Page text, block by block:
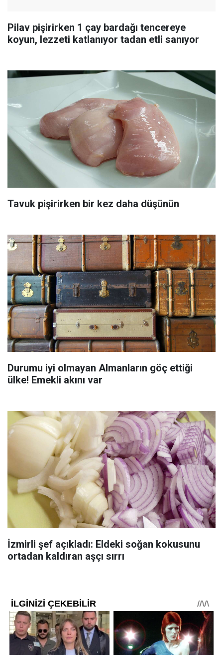
Pilav pişirirken 1 çay bardağı tencereye
koyun, lezzeti katlanıyor tadan etli sanıyor
Tavuk pişirirken bir kez daha düşünün
Durumu iyi olmayan Almanların göç ettiği
ülke! Emekli akını var
İzmirli şef açıkladı: Eldeki soğan kokusunu
ortadan kaldıran aşçı sırrı